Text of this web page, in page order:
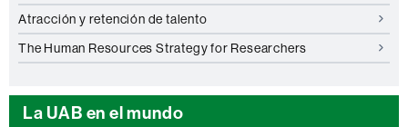
Atracción y retención de talento
The Human Resources Strategy for Researchers
La UAB en el mundo